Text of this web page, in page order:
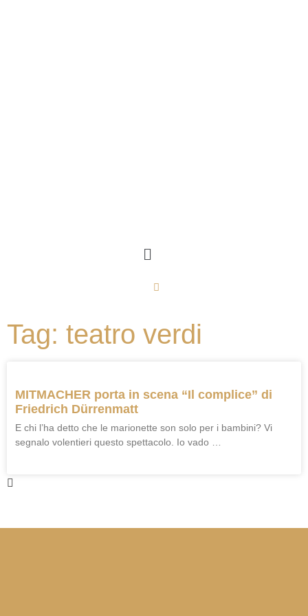
Tag: teatro verdi
MITMACHER porta in scena “Il complice” di
Friedrich Dürrenmatt
E chi l’ha detto che le marionette son solo per i bambini? Vi
segnalo volentieri questo spettacolo. Io vado …